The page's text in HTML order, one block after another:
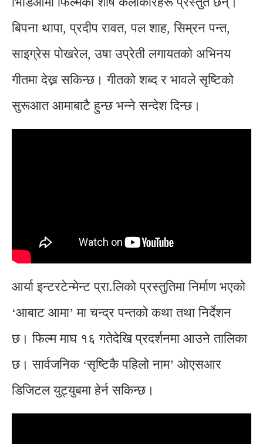
बिपना थापा, प्रदीप रावत, पल शाह, सिम्रन पन्त,
साइग्रेस पोखरेल, उषा उप्रेती लगायतको अभिनय
गीतमा देख्न सकिन्छ। गीतको शब्द र भावले सृष्टिको
सुरूआत आमाबाटै हुन्छ भन्ने सन्देश दिन्छ।
आर्या इन्टरटेन्मेन्ट प्रा.लिको प्रस्तुतिमा निर्माण भएको
‘आबाट आमा’ मा चन्द्र पन्तको कथा तथा निर्देशन
छ। फिल्म माघ १६ गतेदेखि प्रदर्शनमा आउने तालिका
छ। सार्वजनिक ‘सृष्टिकै पहिलो नाम’ ओएसआर
डिजिटल युट्युबमा हेर्न सकिन्छ।